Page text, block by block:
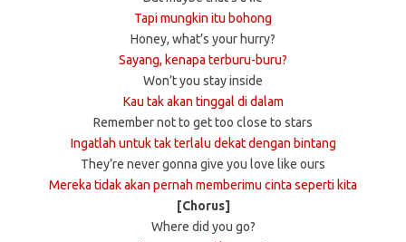
Tapi mungkin itu bohong
Honey, what’s your hurry?
Sayang, kenapa terburu-buru?
Won’t you stay inside
Kau tak akan tinggal di dalam
Remember not to get too close to stars
Ingatlah untuk tak terlalu dekat dengan bintang
They’re never gonna give you love like ours
Mereka tidak akan pernah memberimu cinta seperti kita
[Chorus]
Where did you go?